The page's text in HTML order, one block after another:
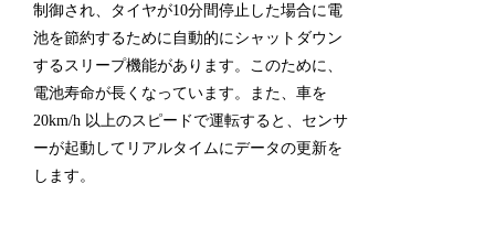
制御され、タイヤが10分間停止した場合に電
池を節約するために自動的にシャットダウン
するスリープ機能があります。このために、
電池寿命が長くなっています。また、車を
20km/h 以上のスピードで運転すると、センサ
ーが起動してリアルタイムにデータの更新を
します。